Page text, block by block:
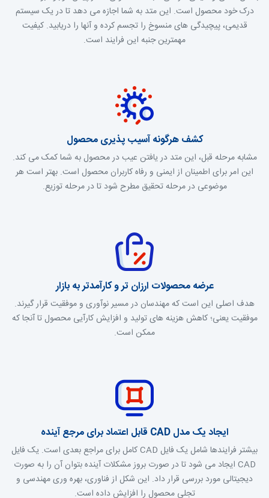
درک خود محصول است. این متد به شما اجازه می دهد تا در یک سیستم
قدیمی، پیچیدگی های منسوخ را تجسم کرده و آنها را دریابید. کیفیت
مهمترین جنبه این فرایند است.
کشف هرگونه آسیب پذیری محصول
مشابه مرحله قبل، این متد در یافتن عیب در محصول به شما کمک می کند.
این امر برای اطمینان از ایمنی و رفاه کاربران محصول است. بهتر است هر
موضوعی در مرحله تحقیق مطرح شود تا در مرحله توزیع.
عرضه محصولات ارزان تر و کارآمدتر به بازار
هدف اصلی این است که مهندسان در مسیر نوآوری و موفقیت قرار گیرند.
موفقیت یعنی؛ کاهش هزینه های تولید و افزایش کارآیی محصول تا آنجا که
ممکن است.
ایجاد یک مدل CAD قابل اعتماد برای مرجع آینده
بیشتر فرایندها شامل یک فایل CAD کامل برای مراجع بعدی است. یک فایل
CAD ایجاد می شود تا در صورت بروز مشکلات آینده بتوان آن را به صورت
دیجیتالی مورد بررسی قرار داد. این شکل از فناوری، بهره وری مهندسی و
تجلی محصول را افزایش داده است.